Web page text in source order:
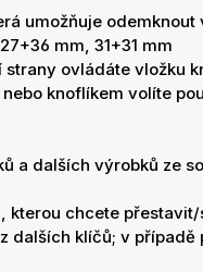
umožňuje
mm, 31+31 mm
ovládáte vložku
knoflíkem volíte
a dalších výrobků ze
kterou chcete
dalších klíčů; v